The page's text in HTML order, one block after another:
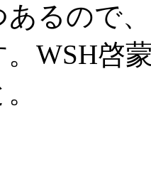
あるので
WSH啓